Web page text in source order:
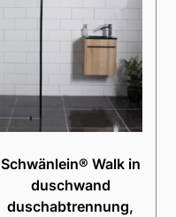
Schwänlein® Walk in
duschwand
duschabtrennung,